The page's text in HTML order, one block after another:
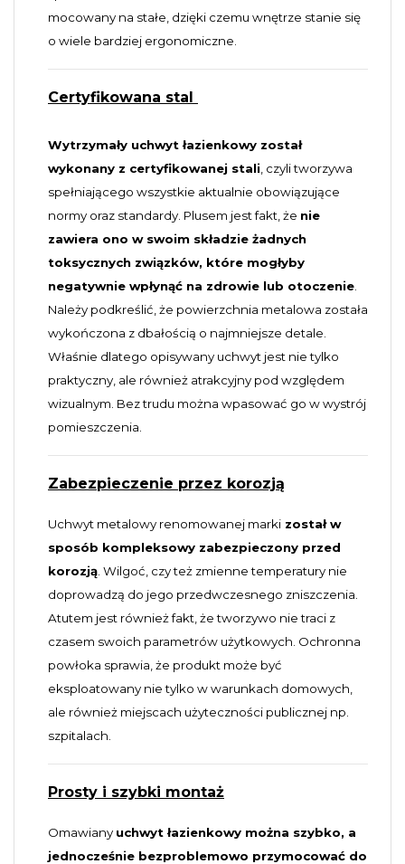
mocowany na stałe, dzięki czemu wnętrze stanie się
o wiele bardziej ergonomiczne.
Certyfikowana stal
Wytrzymały uchwyt łazienkowy został
wykonany z certyfikowanej stali , czyli tworzywa
spełniającego wszystkie aktualnie obowiązujące
normy oraz standardy. Plusem jest fakt, że nie
zawiera ono w swoim składzie żadnych
toksycznych związków, które mogłyby
negatywnie wpłynąć na zdrowie lub otoczenie
Należy podkreślić, że powierzchnia metalowa została
wykończona z dbałością o najmniejsze detale.
Właśnie dlatego opisywany uchwyt jest nie tylko
praktyczny, ale również atrakcyjny pod względem
wizualnym. Bez trudu można wpasować go w wystrój
pomieszczenia.
Zabezpieczenie przez korozją
Uchwyt metalowy renomowanej marki został w
sposób kompleksowy zabezpieczony przed
korozją . Wilgoć, czy też zmienne temperatury nie
doprowadzą do jego przedwczesnego zniszczenia.
Atutem jest również fakt, że tworzywo nie traci z
czasem swoich parametrów użytkowych. Ochronna
powłoka sprawia, że produkt może być
eksploatowany nie tylko w warunkach domowych,
ale również miejscach użyteczności publicznej np.
szpitalach.
Prosty i szybki montaż
Omawiany uchwyt łazienkowy można szybko, a
jednocześnie bezproblemowo przymocować do